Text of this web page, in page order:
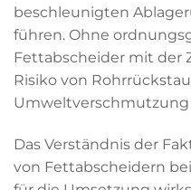
beschleunigten
führen. Ohne
Fettabscheider mit der
Risiko von
Das Verständnis der
von Fettabscheidern